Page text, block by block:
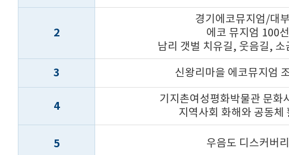
2
경기에코뮤지엄/대
에코 뮤지엄 100선
남리 갯벌 치유길, 웃음길, 소
3 신왕리마을 에코뮤지엄
4
기지촌여성평화박물관 문화
지역사회 화해와 공동체
5 우음도 디스커버리